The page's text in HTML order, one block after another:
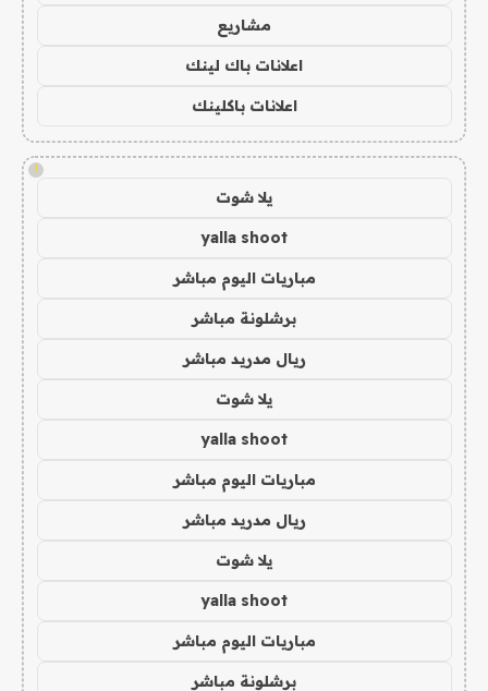
مشاريع
اعلانات باك لينك
اعلانات باكلينك
!
يلا شوت
yalla shoot
مباريات اليوم مباشر
برشلونة مباشر
ريال مدريد مباشر
يلا شوت
yalla shoot
مباريات اليوم مباشر
ريال مدريد مباشر
يلا شوت
yalla shoot
مباريات اليوم مباشر
برشلونة مباشر